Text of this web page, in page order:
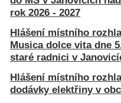
rok 2026 - 2027
Hlášení místního
Musica dolce vita dne
staré radnici v
Hlášení místního
dodávky elektřiny v